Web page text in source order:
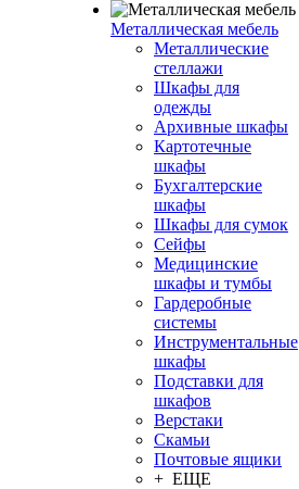
Металлическая мебель
Металлические
стеллажи
Шкафы для
одежды
Архивные шкафы
Картотечные
шкафы
Бухгалтерские
шкафы
Шкафы для сумок
Сейфы
Медицинские
шкафы и тумбы
Гардеробные
системы
Инструментальные
шкафы
Подставки для
шкафов
Верстаки
Скамьи
Почтовые ящики
+ ЕЩЕ